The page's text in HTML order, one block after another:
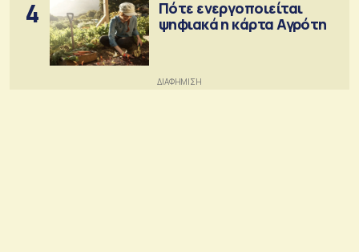
4
Πότε ενεργοποιείται
ψηφιακά η κάρτα Αγρότη